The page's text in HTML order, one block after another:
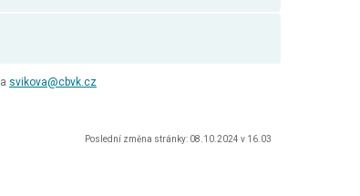
svikova@cbvk.cz
Poslední změna stránky: 08.10.2024 v 16.03